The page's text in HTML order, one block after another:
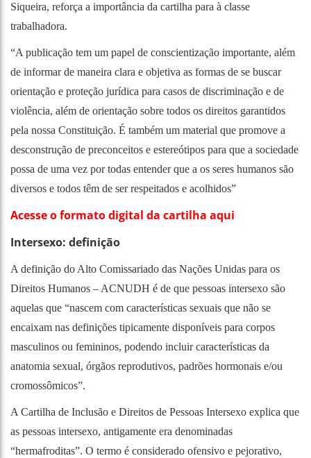
Siqueira, reforça a importância da cartilha para à classe
trabalhadora.
“A publicação tem um papel de conscientização importante, além
de informar de maneira clara e objetiva as formas de se buscar
orientação e proteção jurídica para casos de discriminação e de
violência, além de orientação sobre todos os direitos garantidos
pela nossa Constituição. É também um material que promove a
desconstrução de preconceitos e estereótipos para que a sociedade
possa de uma vez por todas entender que a os seres humanos são
diversos e todos têm de ser respeitados e acolhidos”
Acesse o formato digital da cartilha aqui
Intersexo: definição
A definição do Alto Comissariado das Nações Unidas para os
Direitos Humanos – ACNUDH é de que pessoas intersexo são
aquelas que “nascem com características sexuais que não se
encaixam nas definições tipicamente disponíveis para corpos
masculinos ou femininos, podendo incluir características da
anatomia sexual, órgãos reprodutivos, padrões hormonais e/ou
cromossômicos”.
A Cartilha de Inclusão e Direitos de Pessoas Intersexo explica que
as pessoas intersexo, antigamente era denominadas
“hermafroditas”. O termo é considerado ofensivo e pejorativo,